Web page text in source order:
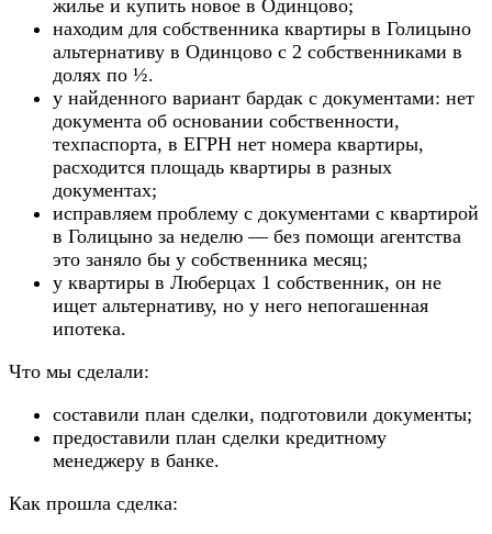
жилье и купить новое в Одинцово;
находим для собственника квартиры в Голицыно
альтернативу в Одинцово с 2 собственниками в
долях по ½.
у найденного вариант бардак с документами: нет
документа об основании собственности,
техпаспорта, в ЕГРН нет номера квартиры,
расходится площадь квартиры в разных
документах;
исправляем проблему с документами с квартирой
в Голицыно за неделю — без помощи агентства
это заняло бы у собственника месяц;
у квартиры в Люберцах 1 собственник, он не
ищет альтернативу, но у него непогашенная
ипотека.
Что мы сделали:
составили план сделки, подготовили документы;
предоставили план сделки кредитному
менеджеру в банке.
Как прошла сделка: